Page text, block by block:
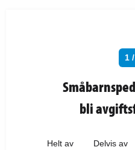
1
bli
Helt av
Delvis av